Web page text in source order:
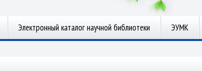
Электронный каталог научной библиотеки ЭУМК